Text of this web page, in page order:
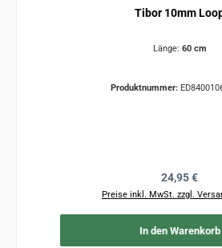
Tibor 10mm
Länge: 60 cm
Produktnummer:
Regulärer
24,95 €
Preise inkl. MwSt. zzgl.
In den Warenkorb